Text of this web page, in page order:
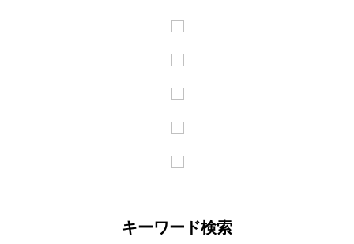
キーワード検索